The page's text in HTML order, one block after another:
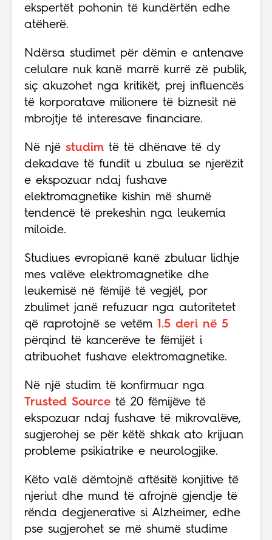
ekspertët pohonin të kundërtën edhe
atëherë.
Ndërsa studimet për dëmin e antenave
celulare nuk kanë marrë kurrë zë publik,
siç akuzohet nga kritikët, prej influencës
të korporatave milionere të biznesit në
mbrojtje të interesave financiare.
Në një studim të të dhënave të dy
dekadave të fundit u zbulua se njerëzit
e ekspozuar ndaj fushave
elektromagnetike kishin më shumë
tendencë të prekeshin nga leukemia
miloide.
Studiues evropianë kanë zbuluar lidhje
mes valëve elektromagnetike dhe
leukemisë në fëmijë të vegjël, por
zbulimet janë refuzuar nga autoritetet
që raprotojnë se vetëm 1.5 deri në 5
përqind të kancerëve te fëmijët i
atribuohet fushave elektromagnetike.
Në një studim të konfirmuar nga
Trusted Source të 20 fëmijëve të
ekspozuar ndaj fushave të mikrovalëve,
sugjerohej se për këtë shkak ato krijuan
probleme psikiatrike e neurologjike.
Këto valë dëmtojnë aftësitë konjitive të
njeriut dhe mund të afrojnë gjendje të
rënda degjenerative si Alzheimer, edhe
pse sugjerohet se më shumë studime